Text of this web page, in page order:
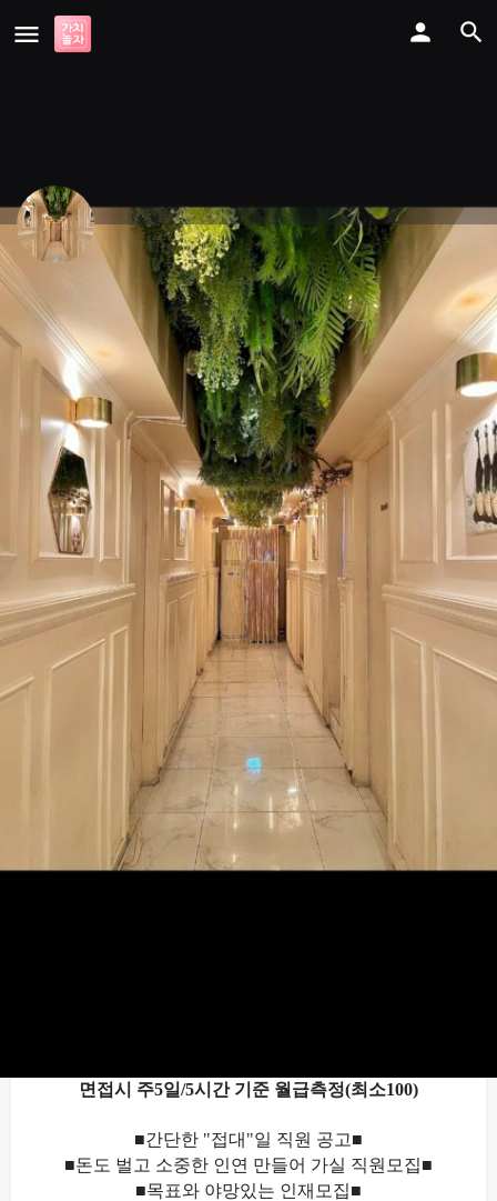
인스타
티씨6 서울종로 정예군단 [필독]
구인정보 업체정보
전화 문자보내기 찜 공유하기 불량정
근무 조건
급여
T/C 60,000원
연령 20세~35세
성별 남
꽁비지급 당일지급
만근비지급 와리지급 인센티브
면접시 주5일/5시간 기준 월급측정(최소100)
■간단한 "접대"일 직원 공고■
■돈도 벌고 소중한 인연 만들어 가실 직원모집■
■목표와 야망있는 인재모집■